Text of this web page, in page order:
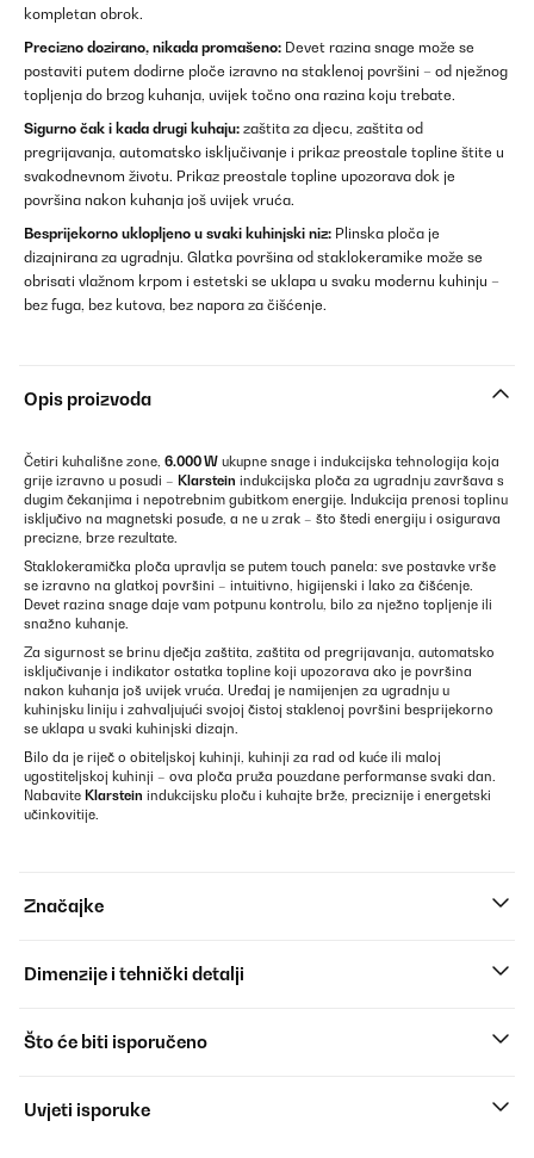
kompletan obrok.
Precizno dozirano, nikada promašeno: Devet razina snage može se
postaviti putem dodirne ploče izravno na staklenoj površini – od nježnog
topljenja do brzog kuhanja, uvijek točno ona razina koju trebate.
Sigurno čak i kada drugi kuhaju: zaštita za djecu, zaštita od
pregrijavanja, automatsko isključivanje i prikaz preostale topline štite u
svakodnevnom životu. Prikaz preostale topline upozorava dok je
površina nakon kuhanja još uvijek vruća.
Besprijekorno uklopljeno u svaki kuhinjski niz: Plinska ploča je
dizajnirana za ugradnju. Glatka površina od staklokeramike može se
obrisati vlažnom krpom i estetski se uklapa u svaku modernu kuhinju –
bez fuga, bez kutova, bez napora za čišćenje.
Opis proizvoda
Četiri kuhališne zone, 6.000 W ukupne snage i indukcijska tehnologija koja
grije izravno u posudi – Klarstein indukcijska ploča za ugradnju završava s
dugim čekanjima i nepotrebnim gubitkom energije. Indukcija prenosi toplinu
isključivo na magnetski posuđe, a ne u zrak – što štedi energiju i osigurava
precizne, brze rezultate.
Staklokeramička ploča upravlja se putem touch panela: sve postavke vrše
se izravno na glatkoj površini – intuitivno, higijenski i lako za čišćenje.
Devet razina snage daje vam potpunu kontrolu, bilo za nježno topljenje ili
snažno kuhanje.
Za sigurnost se brinu dječja zaštita, zaštita od pregrijavanja, automatsko
isključivanje i indikator ostatka topline koji upozorava ako je površina
nakon kuhanja još uvijek vruća. Uređaj je namijenjen za ugradnju u
kuhinjsku liniju i zahvaljujući svojoj čistoj staklenoj površini besprijekorno
se uklapa u svaki kuhinjski dizajn.
Bilo da je riječ o obiteljskoj kuhinji, kuhinji za rad od kuće ili maloj
ugostiteljskoj kuhinji – ova ploča pruža pouzdane performanse svaki dan.
Nabavite Klarstein indukcijsku ploču i kuhajte brže, preciznije i energetski
učinkovitije.
Značajke
Dimenzije i tehnički detalji
Što će biti isporučeno
Uvjeti isporuke